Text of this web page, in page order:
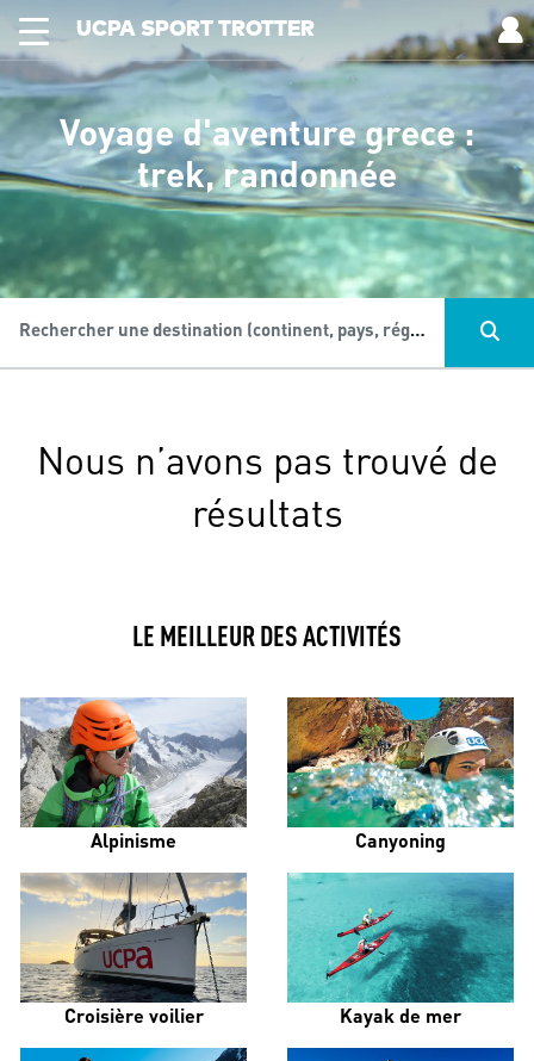
UCPA SPORT TROTTER
Voyage d'aventure grece :
trek, randonnée
Rechercher une destination (continent, pays, région...), une activité...
Nous n’avons pas trouvé de
résultats
LE MEILLEUR DES ACTIVITÉS
Alpinisme Canyoning
Croisière voilier Kayak de mer